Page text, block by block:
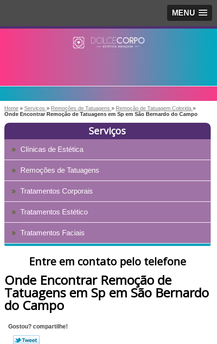
MENU
Home » Serviços » Remoções de Tatuagens » Remoção de Tatuagem Colorida »
Onde Encontrar Remoção de Tatuagens em Sp em São Bernardo do Campo
Serviços
Clínicas de Estética
Remoções de Tatuagens
Tratamentos Corporais
Tratamentos Estético
Tratamentos Faciais
Entre em contato pelo telefone
Onde Encontrar Remoção de
Tatuagens em Sp em São Bernardo
do Campo
Gostou? compartilhe!